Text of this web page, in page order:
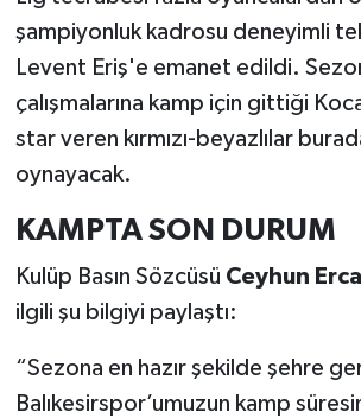
şampiyonluk kadrosu deneyimli
Levent Eriş'e emanet edildi.
çalışmalarına kamp için gittiği
star veren kırmızı-beyazlılar
oynayacak.
KAMPTA SON DURUM
Kulüp Basın Sözcüsü Ceyhun
ilgili şu bilgiyi paylaştı:
“Sezona en hazır şekilde şehre
Balıkesirspor’umuzun kamp